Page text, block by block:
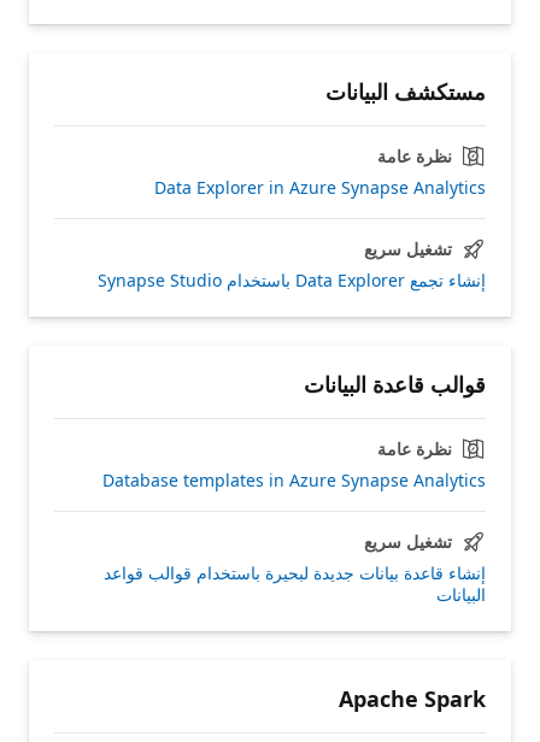
مستكشف البيانات
نظرة عامة
Data Explorer in Azure Synapse Analytics
تشغيل سريع
إنشاء تجمع Data Explorer باستخدام Synapse Studio
قوالب قاعدة البيانات
نظرة عامة
Database templates in Azure Synapse Analytics
تشغيل سريع
إنشاء قاعدة بيانات جديدة لبحيرة باستخدام قوالب قواعد
البيانات
Apache Spark